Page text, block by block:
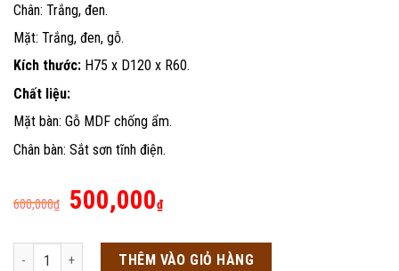
Chân: Trắng, đen.
Mặt: Trắng, đen, gỗ.
Kích thước: H75 x D120 x R60.
Chất liệu:
Mặt bàn: Gỗ MDF chống ẩm.
Chân bàn: Sắt sơn tĩnh điện.
600,000₫
Giá
là:
500,000₫Giá
tại
Bàn gaming chữ Y số lượngTHÊM VÀO GIỎ HÀNG